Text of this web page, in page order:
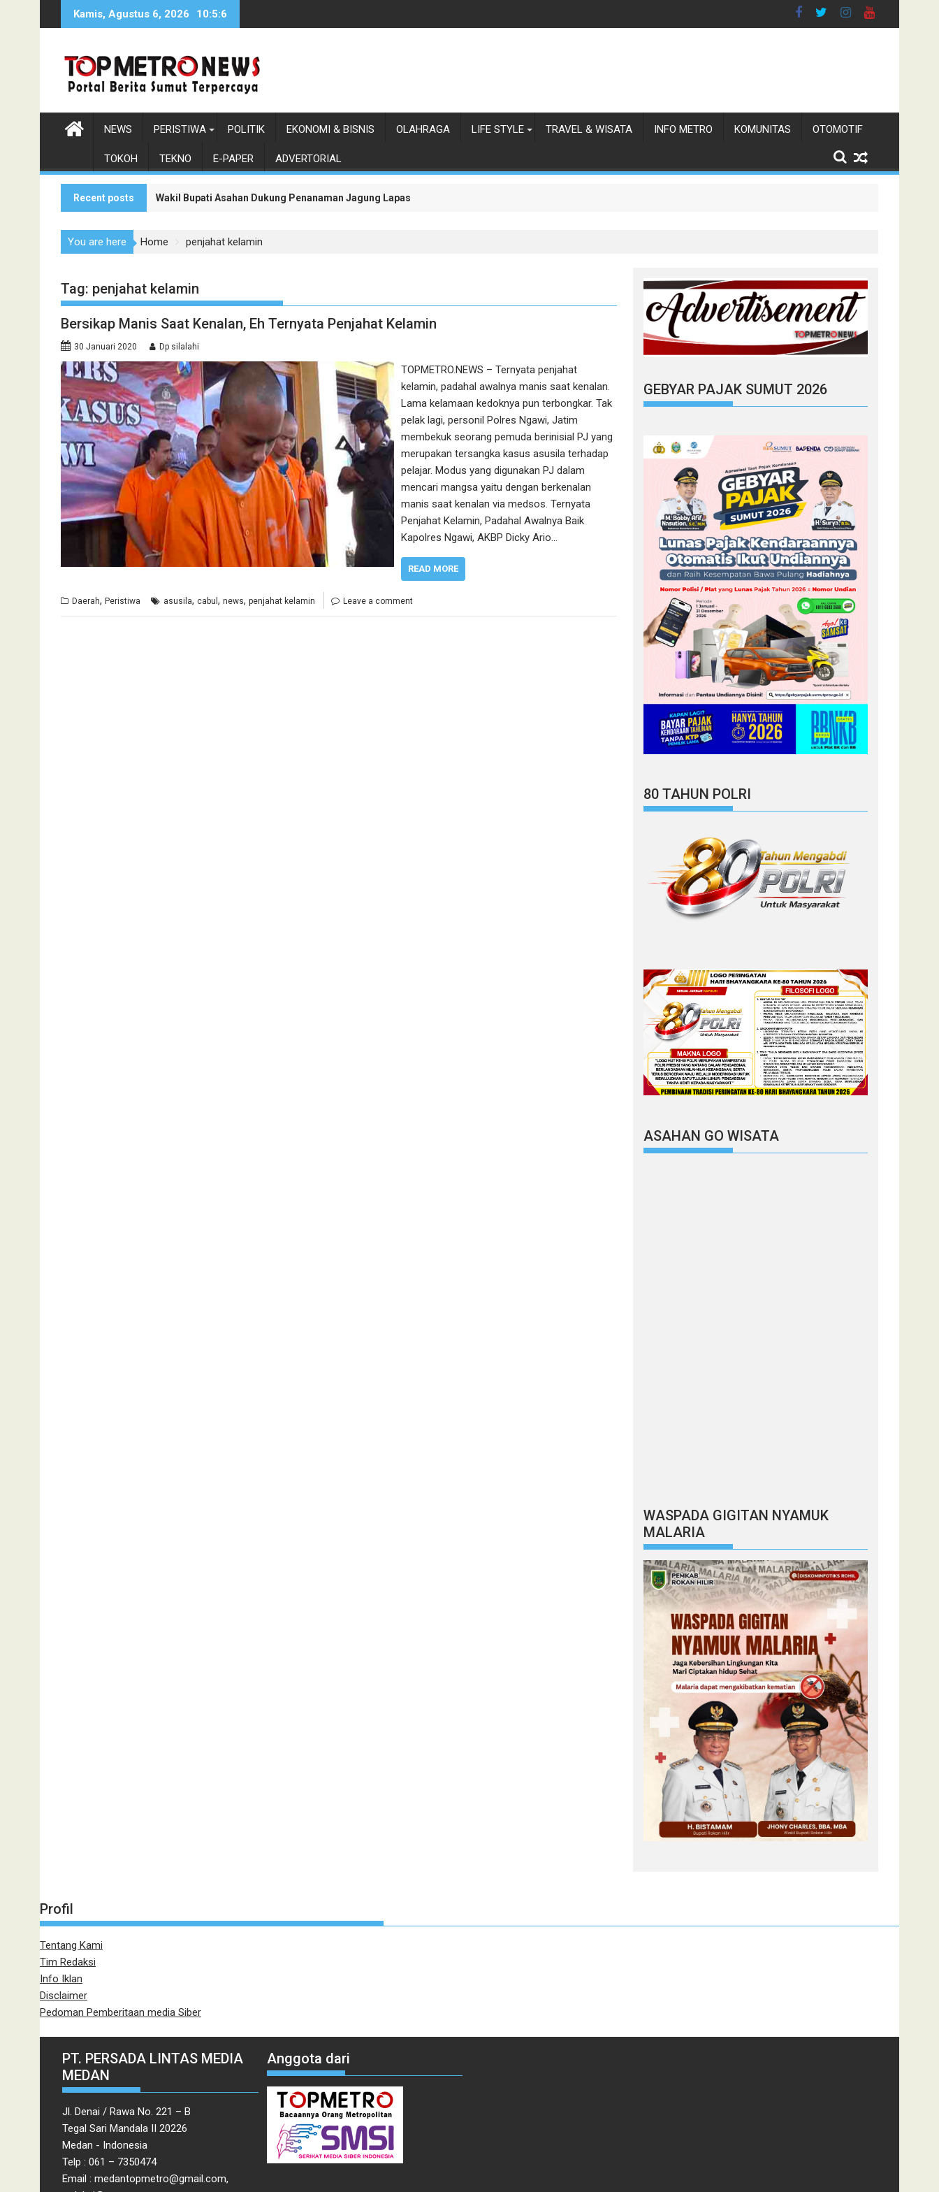
Kamis, Agustus 6, 2026 10:5:6
NEWS PERISTIWA POLITIK EKONOMI & BISNIS OLAHRAGA LIFE STYLE TRAVEL & WISATA INFO METRO KOMUNITAS OTOMOTIF
TOKOH TEKNO E-PAPER ADVERTORIAL
Recent posts Wakil Bupati Asahan Dukung Penanaman Jagung Lapas Labuhan Ruku
Bupati dan Wabup Asahan Bagikan Ribuan Bendera Merah Putih
You are here Home penjahat kelamin
Tag: penjahat kelamin
Bersikap Manis Saat Kenalan, Eh Ternyata Penjahat Kelamin
30 Januari 2020 Dp silalahi
TOPMETRO.NEWS – Ternyata penjahat
kelamin, padahal awalnya manis saat kenalan.
Lama kelamaan kedoknya pun terbongkar. Tak
pelak lagi, personil Polres Ngawi, Jatim
membekuk seorang pemuda berinisial PJ yang
merupakan tersangka kasus asusila terhadap
pelajar. Modus yang digunakan PJ dalam
mencari mangsa yaitu dengan berkenalan
manis saat kenalan via medsos. Ternyata
Penjahat Kelamin, Padahal Awalnya Baik
Kapolres Ngawi, AKBP Dicky Ario…
READ MORE
Daerah, Peristiwa asusila, cabul , news, penjahat kelamin Leave a comment
GEBYAR PAJAK SUMUT 2026
80 TAHUN POLRI
ASAHAN GO WISATA
WASPADA GIGITAN NYAMUK
MALARIA
Profil
Tentang Kami
Tim Redaksi
Info Iklan
Disclaimer
Pedoman Pemberitaan media Siber
PT. PERSADA LINTAS MEDIA
MEDAN
Jl. Denai / Rawa No. 221 – B
Tegal Sari Mandala II 20226
Medan - Indonesia
Telp : 061 – 7350474
Email : medantopmetro@gmail.com,
Anggota dari